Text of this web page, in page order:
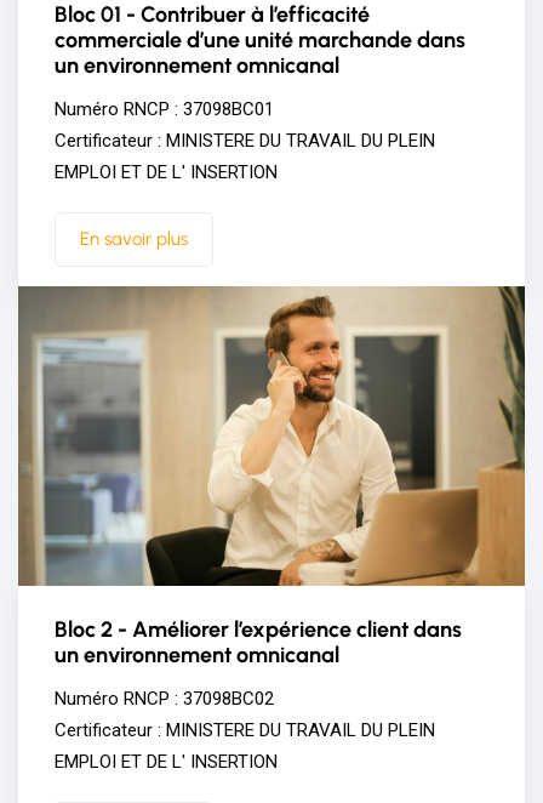
Bloc 01 - Contribuer à l’efficacité
commerciale d’une unité marchande dans
un environnement omnicanal
Numéro RNCP : 37098BC01
Certificateur : MINISTERE DU TRAVAIL DU PLEIN
EMPLOI ET DE L' INSERTION
En savoir plus
Bloc 2 - Améliorer l’expérience client dans
un environnement omnicanal
Numéro RNCP : 37098BC02
Certificateur : MINISTERE DU TRAVAIL DU PLEIN
EMPLOI ET DE L' INSERTION